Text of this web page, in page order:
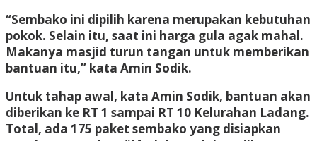
“Sembako ini dipilih karena merupakan kebutuhan
pokok. Selain itu, saat ini harga gula agak mahal.
Makanya masjid turun tangan untuk memberikan
bantuan itu,” kata Amin Sodik.
Untuk tahap awal, kata Amin Sodik, bantuan akan
diberikan ke RT 1 sampai RT 10 Kelurahan Ladang.
Total, ada 175 paket sembako yang disiapkan